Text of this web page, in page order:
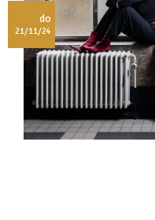
do
21/11/24